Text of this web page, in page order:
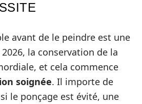
avant de le peindre est une
la conservation de la
et cela commence
soignée. Il importe de
le ponçage est évité, une